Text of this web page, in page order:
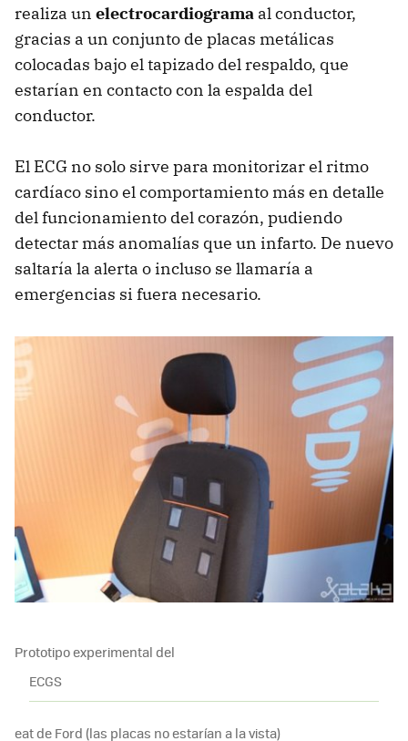
realiza un electrocardiograma al conductor,
gracias a un conjunto de placas metálicas
colocadas bajo el tapizado del respaldo, que
estarían en contacto con la espalda del
conductor.
El ECG no solo sirve para monitorizar el ritmo
cardíaco sino el comportamiento más en detalle
del funcionamiento del corazón, pudiendo
detectar más anomalías que un infarto. De nuevo
saltaría la alerta o incluso se llamaría a
emergencias si fuera necesario.
Prototipo experimental del
ECGS
eat de Ford (las placas no estarían a la vista)